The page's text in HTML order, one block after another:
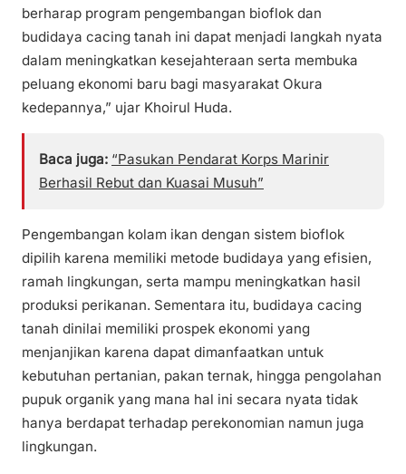
berharap program pengembangan bioflok dan
budidaya cacing tanah ini dapat menjadi langkah nyata
dalam meningkatkan kesejahteraan serta membuka
peluang ekonomi baru bagi masyarakat Okura
kedepannya,” ujar Khoirul Huda.
Baca juga: “Pasukan Pendarat Korps Marinir
Berhasil Rebut dan Kuasai Musuh”
Pengembangan kolam ikan dengan sistem bioflok
dipilih karena memiliki metode budidaya yang efisien,
ramah lingkungan, serta mampu meningkatkan hasil
produksi perikanan. Sementara itu, budidaya cacing
tanah dinilai memiliki prospek ekonomi yang
menjanjikan karena dapat dimanfaatkan untuk
kebutuhan pertanian, pakan ternak, hingga pengolahan
pupuk organik yang mana hal ini secara nyata tidak
hanya berdapat terhadap perekonomian namun juga
lingkungan.